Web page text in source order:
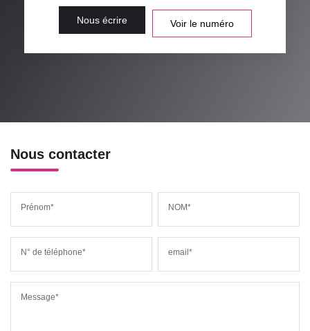
Nous écrire Voir le numéro
Nous contacter
Prénom* NOM*
N° de téléphone* email*
Message*